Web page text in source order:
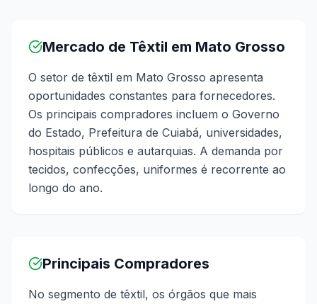
Mercado de Têxtil em Mato Grosso
O setor de têxtil em Mato Grosso apresenta
oportunidades constantes para fornecedores.
Os principais compradores incluem o Governo
do Estado, Prefeitura de Cuiabá, universidades,
hospitais públicos e autarquias. A demanda por
tecidos, confecções, uniformes é recorrente ao
longo do ano.
Principais Compradores
No segmento de têxtil, os órgãos que mais